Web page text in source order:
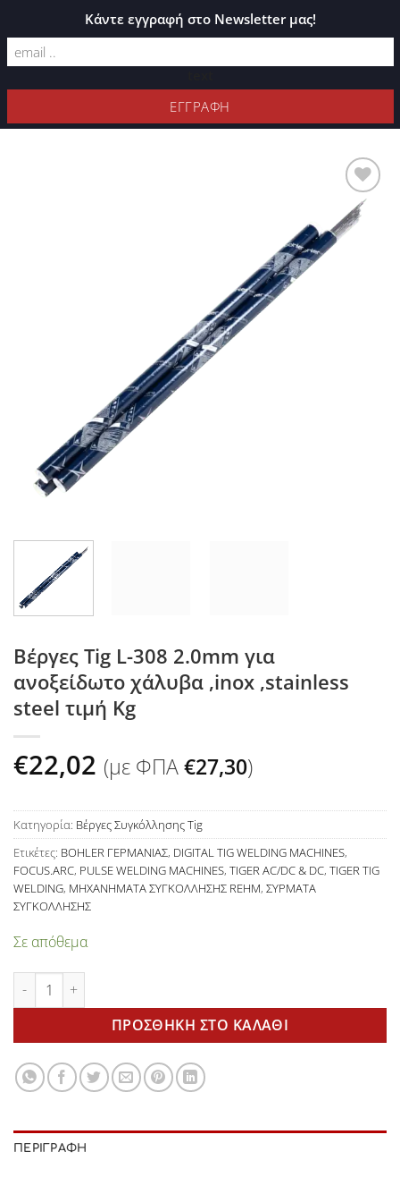
ΚΑΤΆΛΟΓΟΣ PLEXIGLASS
ΦΊΛΤΡΑ
Προσθήκη
στη Λίστα
Επιθυμιών
Βέργες Tig L-308 2.0mm για
ανοξείδωτο χάλυβα ,inox ,stainless
steel τιμή Kg
€22,02 (με ΦΠΑ€27,30)
Κατηγορία: Βέργες Συγκόλλησης Tig
Ετικέτες: BOHLER ΓΕΡΜΑΝΙΑΣ, DIGITAL TIG WELDING MACHINES,
FOCUS.ARC, PULSE WELDING MACHINES, TIGER AC/DC & DC, TIGER TIG
WELDING, ΜΗΧΑΝΗΜΑΤΑ ΣΥΓΚΟΛΛΗΣΗΣ REHM, ΣΥΡΜΑΤΑ
ΣΥΓΚΟΛΛΗΣΗΣ
Σε απόθεμα
Βέργες Tig L-308 2.0mm για ανοξείδωτο χάλυβα ,inox
ΠΡΟΣΘΉΚΗ ΣΤΟ ΚΑΛΆΘΙ
ΠΕΡΙΓΡΑΦΉ
Κάντε εγγραφή στο Newsletter μας!